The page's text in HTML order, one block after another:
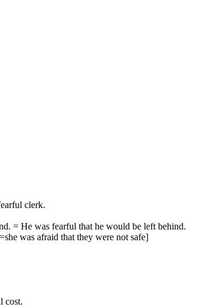
clerk.
= He was fearful that he would be left behind.
was afraid that they were not safe]
cost.